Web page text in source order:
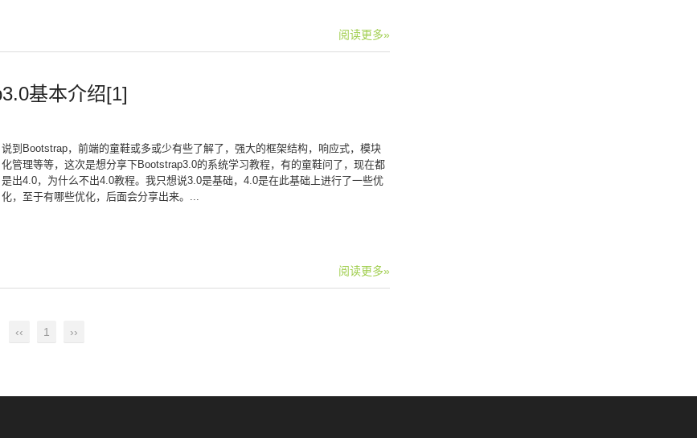
阅读更多»
基本介绍[1]
说到Bootstrap，前端的童鞋或多或少有些了解了，强大的框架结构，响应式，模块
化管理等等，这次是想分享下Bootstrap3.0的系统学习教程，有的童鞋问了，现在都
是出4.0，为什么不出4.0教程。我只想说3.0是基础，4.0是在此基础上进行了一些优
化，至于有哪些优化，后面会分享出来。...
阅读更多»
‹‹ 1 ››